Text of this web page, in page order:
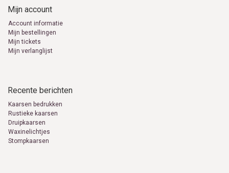
Mijn account
Account informatie
Mijn bestellingen
Mijn tickets
Mijn verlanglijst
Recente berichten
Kaarsen bedrukken
Rustieke kaarsen
Druipkaarsen
Waxinelichtjes
Stompkaarsen